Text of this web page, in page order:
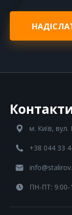
м. Київ,
+38 044 33
ПН-ПТ: 9:00-